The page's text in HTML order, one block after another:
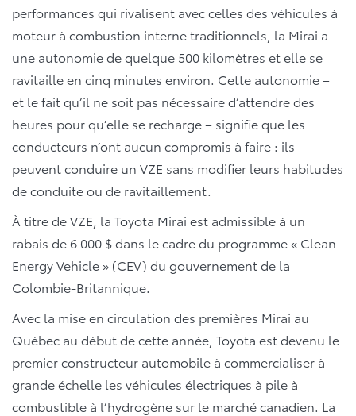
performances qui rivalisent avec celles des véhicules à
moteur à combustion interne traditionnels, la Mirai a
une autonomie de quelque 500 kilomètres et elle se
ravitaille en cinq minutes environ. Cette autonomie –
et le fait qu’il ne soit pas nécessaire d’attendre des
heures pour qu’elle se recharge – signifie que les
conducteurs n’ont aucun compromis à faire : ils
peuvent conduire un VZE sans modifier leurs habitudes
de conduite ou de ravitaillement.
À titre de VZE, la Toyota Mirai est admissible à un
rabais de 6 000 $ dans le cadre du programme « Clean
Energy Vehicle » (CEV) du gouvernement de la
Colombie-Britannique.
Avec la mise en circulation des premières Mirai au
Québec au début de cette année, Toyota est devenu le
premier constructeur automobile à commercialiser à
grande échelle les véhicules électriques à pile à
combustible à l’hydrogène sur le marché canadien. La